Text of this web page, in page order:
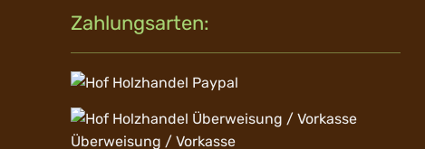
Zahlungsarten:
Überweisung / Vorkasse